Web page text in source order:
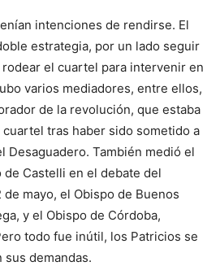
intenciones de rendirse. El
estrategia, por un lado seguir
el cuartel para intervenir en
varios mediadores, entre ellos,
de la revolución, que estaba
tras haber sido sometido a
Desaguadero. También medió el
Castelli en el debate del
mayo, el Obispo de Buenos
y el Obispo de Córdoba,
todo fue inútil, los Patricios se
demandas.